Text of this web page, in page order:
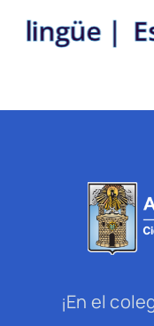
Bilingüe |
¡En el